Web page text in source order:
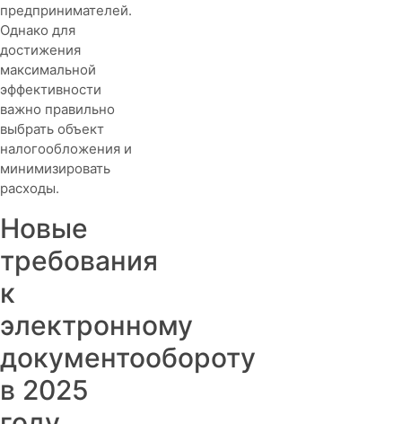
предпринимателей.
Однако для
достижения
максимальной
эффективности
важно правильно
выбрать объект
налогообложения и
минимизировать
расходы.
Новые
требования
к
электронному
документообороту
в 2025